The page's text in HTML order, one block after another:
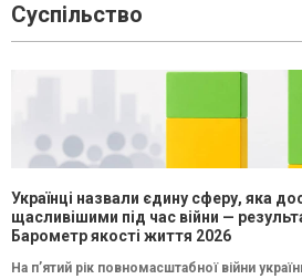
Суспільство
Українці назвали єдину сферу, яка
щасливішими під час війни —
Барометр якості життя 2026
На п’ятий рік повномасштабної війни